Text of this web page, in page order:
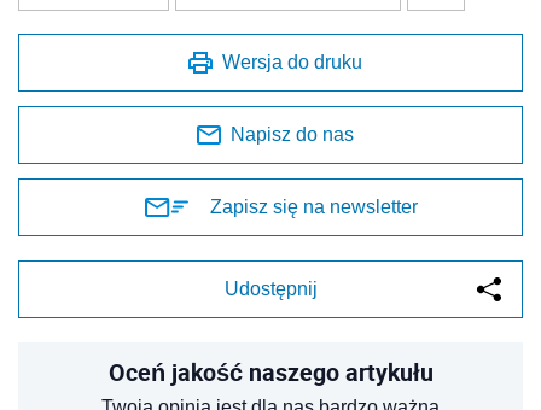
Wersja do druku
Napisz do nas
Zapisz się na newsletter
Udostępnij
Oceń jakość naszego artykułu